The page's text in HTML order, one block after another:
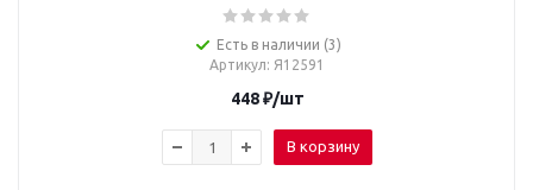
Есть в наличии (3)
Артикул: Я12591
448₽/шт
В корзину